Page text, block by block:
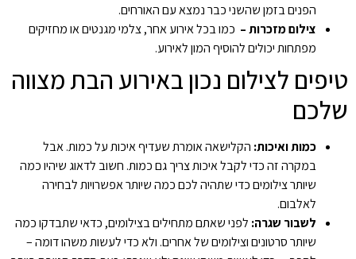
הפנים בזמן שהשני כבר נמצא עם האורחים.
צילום מזכרות – כמו בכל אירוע אחר, צלמי מגנטים או מחזיקים
מפתחות יכולים להוסיף המון לאירוע.
טיפים לצילום נכון באירוע הבת מצווה
שלכם
כמות ואיכות: הקלישאה אומרת שעדיף איכות על כמות. אבל
במקרה זה כדי לקבל איכות צריך גם כמות. חשוב לדאוג שיהיו כמה
שיותר צילומים כדי שתהיה לכם כמה שיותר אפשרויות לבחירה
לאלבום.
לשבור שגרה: לפני שאתם מתחילים בצילומים, כדאי שתבדקו כמה
שיותר סרטונים וצילומים של אחרים. ולא כדי לעשות משהו דומה –